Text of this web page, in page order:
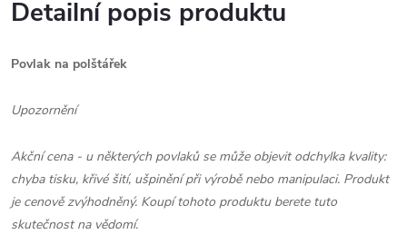
Detailní popis produktu
Povlak na polštářek
Upozornění
Akční cena - u některých povlaků se může objevit odchylka kvality:
chyba tisku, křivé šití, ušpinění při výrobě nebo manipulaci. Produkt
je cenově zvýhodněný. Koupí tohoto produktu berete tuto
skutečnost na vědomí.